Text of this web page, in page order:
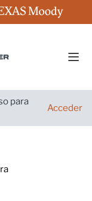
para
Acceder